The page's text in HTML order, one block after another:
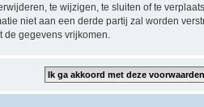
te wijzigen, te sluiten of te
niet aan een derde partij zal worden
gegevens vrijkomen.